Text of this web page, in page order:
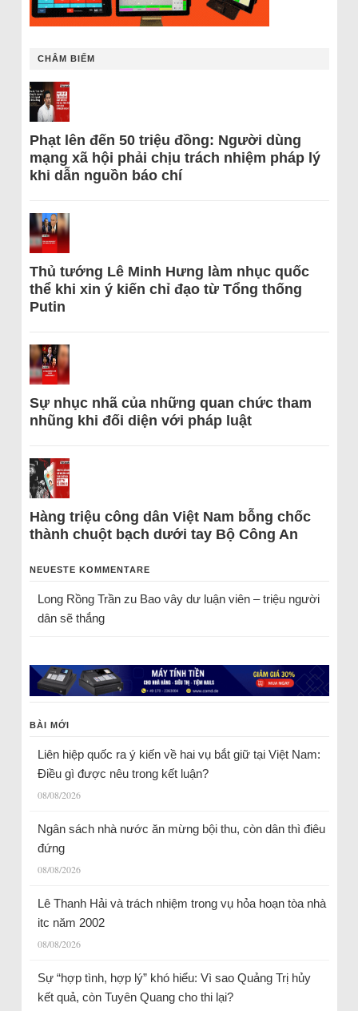
CHÂM BIẾM
Phạt lên đến 50 triệu đồng: Người dùng
mạng xã hội phải chịu trách nhiệm pháp lý
khi dẫn nguồn báo chí
Thủ tướng Lê Minh Hưng làm nhục quốc
thể khi xin ý kiến chỉ đạo từ Tổng thống
Putin
Sự nhục nhã của những quan chức tham
nhũng khi đối diện với pháp luật
Hàng triệu công dân Việt Nam bỗng chốc
thành chuột bạch dưới tay Bộ Công An
NEUESTE KOMMENTARE
Long Rồng Trầnzu Bao vây dư luận viên – triệu người
dân sẽ thắng
BÀI MỚI
Liên hiệp quốc ra ý kiến về hai vụ bắt giữ tại Việt Nam:
Điều gì được nêu trong kết luận?
08/08/2026
Ngân sách nhà nước ăn mừng bội thu, còn dân thì điêu
đứng
08/08/2026
Lê Thanh Hải và trách nhiệm trong vụ hỏa hoạn tòa nhà
itc năm 2002
08/08/2026
Sự “hợp tình, hợp lý” khó hiểu: Vì sao Quảng Trị hủy
kết quả, còn Tuyên Quang cho thi lại?